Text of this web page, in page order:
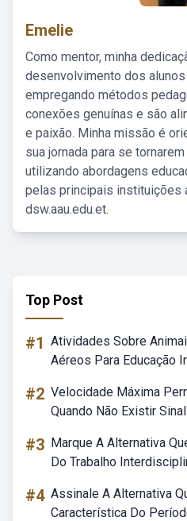
Emelie
Como mentor, minha
desenvolvimento dos
empregando métodos
conexões genuínas e são
e paixão. Minha missão é
sua jornada para se
utilizando abordagens
pelas principais instituições
dsw.aau.edu.et.
Top Post
#1 Atividades Sobre
Aéreos Para Educação
#2 Velocidade Máxima
Quando Não Existir
#3 Marque A Alternativa
Do Trabalho
#4 Assinale A Alternativa
Característica Do